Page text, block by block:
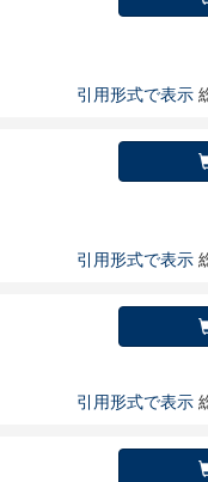
引用形式で表示
引用形式で表示
引用形式で表示